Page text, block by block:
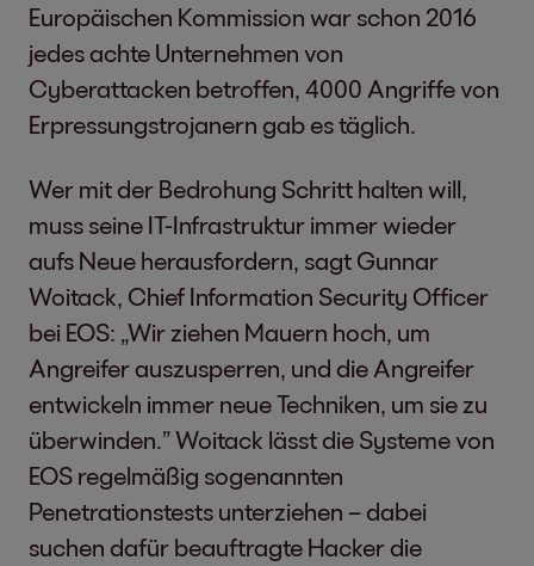
Europäischen Kommission war schon 2016
jedes achte Unternehmen von
Cyberattacken betroffen, 4000 Angriffe von
Erpressungstrojanern gab es täglich.
Wer mit der Bedrohung Schritt halten will,
muss seine IT-Infrastruktur immer wieder
aufs Neue herausfordern, sagt Gunnar
Woitack, Chief Information Security Officer
bei EOS: „Wir ziehen Mauern hoch, um
Angreifer auszusperren, und die Angreifer
entwickeln immer neue Techniken, um sie zu
überwinden.” Woitack lässt die Systeme von
EOS regelmäßig sogenannten
Penetrationstests unterziehen – dabei
suchen dafür beauftragte Hacker die